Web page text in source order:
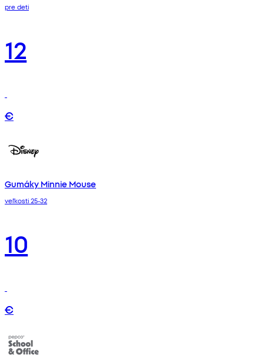
pre deti
12
€
Gumáky Minnie Mouse
veľkosti 25-32
10
€